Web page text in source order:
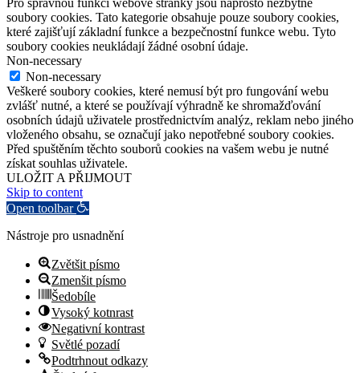
soubory cookies. Tato kategorie obsahuje pouze soubory cookies,
které zajišťují základní funkce a bezpečnostní funkce webu. Tyto
soubory cookies neukládají žádné osobní údaje.
Non-necessary
Non-necessary
Veškeré soubory cookies, které nemusí být pro fungování webu
zvlášť nutné, a které se používají výhradně ke shromažďování
osobních údajů uživatele prostřednictvím analýz, reklam nebo jiného
vloženého obsahu, se označují jako nepotřebné soubory cookies.
Před spuštěním těchto souborů cookies na vašem webu je nutné
získat souhlas uživatele.
ULOŽIT A PŘIJMOUT
Skip to content
Open toolbar
Nástroje pro usnadnění
Zvětšit písmo
Zmenšit písmo
Šedobíle
Vysoký kotnrast
Negativní kontrast
Světlé pozadí
Podtrhnout odkazy